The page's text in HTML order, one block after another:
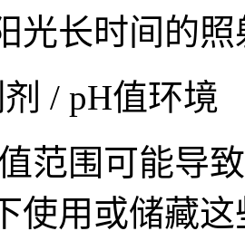
光长时间的
/ pH值环境
范围可能导
使用或储藏